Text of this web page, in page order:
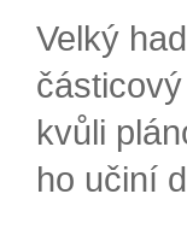
Velký
kvůli
ho učiní